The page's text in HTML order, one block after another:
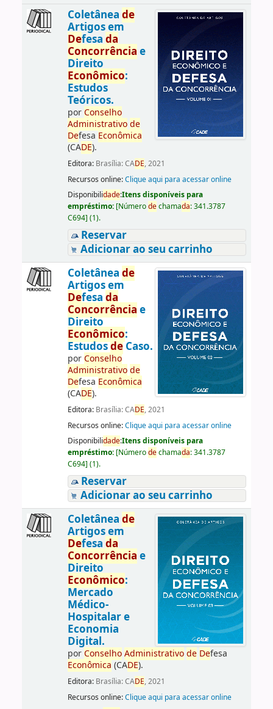
Coletânea de
Artigos em
Defesa da
Concorrência e
Direito
Econômico:
Estudos
Teóricos.
porConselho
Administrativo de
Defesa Econômica
(CADE).
Editora: Brasília: CADE, 2021
Recursos online:Clique aqui para acessar online
Disponibilidade:Itens disponíveis para
empréstimo: [Númerodechamada:341.3787
C694] (1).
Reservar
Adicionar ao seu carrinho
Coletânea de
Artigos em
Defesa da
Concorrência e
Direito
Econômico:
EstudosdeCaso.
porConselho
Administrativo de
Defesa Econômica
(CADE).
Editora: Brasília: CADE, 2021
Recursos online:Clique aqui para acessar online
Disponibilidade:Itens disponíveis para
empréstimo: [Númerodechamada:341.3787
C694] (1).
Reservar
Adicionar ao seu carrinho
Coletânea de
Artigos em
Defesa da
Concorrência e
Direito
Econômico:
Mercado
Médico-
Hospitalar e
Economia
Digital.
porConselho Administrativo de Defesa
Econômica (CADE).
Editora: Brasília: CADE, 2021
Recursos online:Clique aqui para acessar online